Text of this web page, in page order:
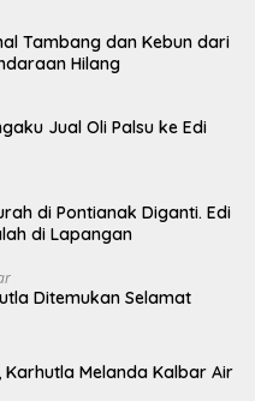
Tambang dan Kebun dari
Hilang
Jual Oli Palsu ke Edi
di Pontianak Diganti. Edi
di Lapangan
Ditemukan Selamat
Karhutla Melanda Kalbar Air